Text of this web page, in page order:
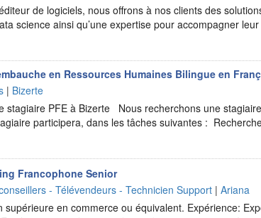
de logiciels, nous offrons à nos clients des
science ainsi qu’une expertise pour accompagner
en Ressources Humaines Bilingue en
| Bizerte
stagiaire PFE à Bizerte Nous recherchons une
participera, dans les tâches suivantes :
Francophone Senior
- Télévendeurs - Technicien Support |Ariana
supérieure en commerce ou équivalent. Expérience: